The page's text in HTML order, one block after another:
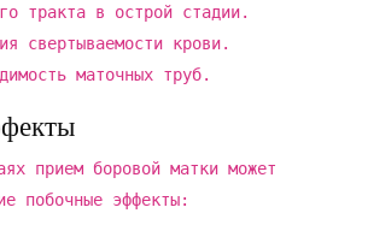
тракта в острой стадии.
свертываемости крови.
маточных труб.
прием боровой матки может
побочные эффекты: